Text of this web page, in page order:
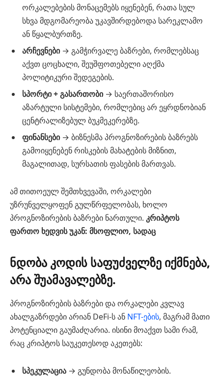
ორკალებების მონაცემებს იყენებენ, რათა სულ
სხვა მდგომარეობა უკავშირდებოდა სარეკლამო
ან წყალბურთზე.
არჩევნები→ გამჭირვალე ბაზრები, რომლებსაც
აქვთ ცოცხალი, შეუშფოთებელი აღქმა
პოლიტიკური შედეგების.
სპორტი + გასართობი→ საერთაშორისო
აზარტული სისტემები, რომლებიც არ ეყრდნობიან
ცენტრალიზებულ ბუკმეკერებზე.
ფინანსები→ ბიზნესმა პროგნოზირების ბაზრებს
გამოიყენებენ რისკების მახატების მიზნით,
მაგალითად, სურსათის ფასების მართვას.
ამ თითოეულ შემთხვევაში, ორკალები
უზრუნველყოფენ გულწრფელობას, ხოლო
პროგნოზირების ბაზრები ნართული. კრიპტოს
ფართო ხედვის უკან: მსოფლიო, სადაც
ნდობა კოდის საფუძველზე იქმნება,
არა შუამავალებზე.
პროგნოზირების ბაზრები და ორკალები კვლავ
ახალგაზრდები არიან DeFi-ს ან NFT-ების, მაგრამ მათი
პოტენციალი გაუმაძღარია. ისინი მოაქვთ სამი რამ,
რაც კრიპტოს საუკეთესოდ აკეთებს:
სპეკულაცია → გუნდობა მონაწილეობის.